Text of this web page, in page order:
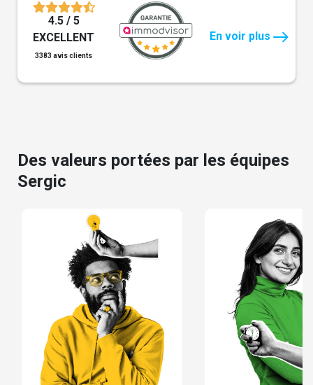
4.5 / 5
EXCELLENT
3383 avis clients
En voir plus
Des valeurs portées par les équipes
Sergic